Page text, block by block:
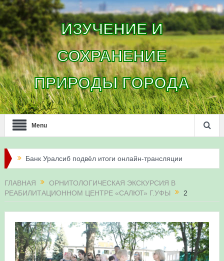
ИЗУЧЕНИЕ И
СОХРАНЕНИЕ
ПРИРОДЫ ГОРОДА
Menu
Банк Уралсиб подвёл итоги онлайн-трансляции
Итоги акции «Соловьиные вечера-2026» в
Три птенца сапсанов Уралсиба получили имена и
кольца
ГЛАВНАЯ
ОРНИТОЛОГИЧЕСКАЯ ЭКСКУРСИЯ В
РЕАБИЛИТАЦИОННОМ ЦЕНТРЕ «САЛЮТ» Г.УФЫ
2